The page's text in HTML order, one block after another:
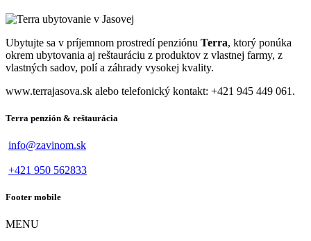
Ubytujte sa v príjemnom prostredí penziónu Terra, ktorý ponúka
okrem ubytovania aj reštauráciu z produktov z vlastnej farmy, z
vlastných sadov, polí a záhrady vysokej kvality.
www.terrajasova.sk alebo telefonický kontakt: +421 945 449 061.
Terra penzión & reštaurácia
info@zavinom.sk
+421 950 562833
Footer mobile
MENU